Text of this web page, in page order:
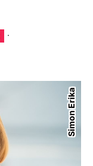
·
Simon Erika